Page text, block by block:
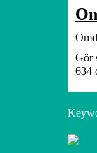
Gör
634